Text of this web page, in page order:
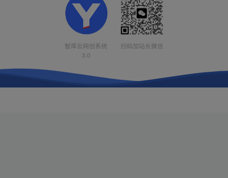
智库云网创系统
3.0
扫码加站长微信